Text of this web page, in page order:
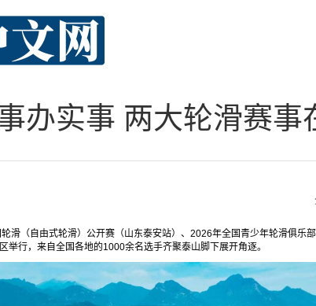
办实事 两大轮滑赛事
滑（自由式轮滑）公开赛（山东泰安站）、2026年全国青少年轮滑俱乐
举行，来自全国各地的1000余名选手齐聚泰山脚下展开角逐。